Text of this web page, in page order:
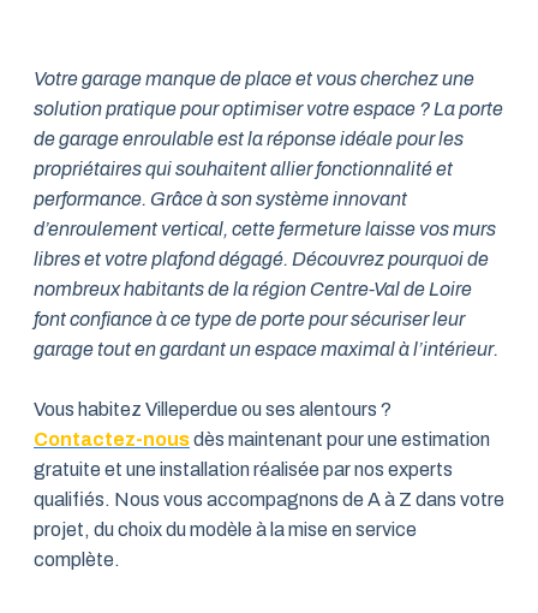
Votre garage manque de place et vous cherchez une
solution pratique pour optimiser votre espace ? La porte
de garage enroulable est la réponse idéale pour les
propriétaires qui souhaitent allier fonctionnalité et
performance. Grâce à son système innovant
d’enroulement vertical, cette fermeture laisse vos murs
libres et votre plafond dégagé. Découvrez pourquoi de
nombreux habitants de la région Centre-Val de Loire
font confiance à ce type de porte pour sécuriser leur
garage tout en gardant un espace maximal à l’intérieur.
Vous habitez Villeperdue ou ses alentours ?
Contactez-nousdès maintenant pour une estimation
gratuite et une installation réalisée par nos experts
qualifiés. Nous vous accompagnons de A à Z dans votre
projet, du choix du modèle à la mise en service
complète.